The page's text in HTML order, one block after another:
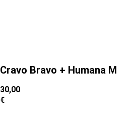
Cravo Bravo + Humana M
30,00
€